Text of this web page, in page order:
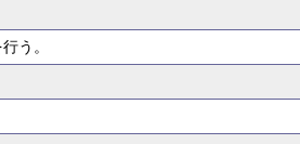
う。